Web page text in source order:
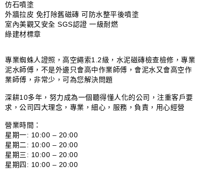
仿石噴塗
外牆拉皮 免打除舊磁磚 可防水整平後噴塗
室內美觀又安全 SGS認證 一級耐燃
綠建材標章
專業蜘蛛人證照，高空繩索1.2級，水泥磁磚檢查檢修，專業
泥水師傅，不是外邊只會高中作業師傅，會泥水又會高空作
業師傅，非常少，可為您解決問題
深耕10多年，努力成為一個聽得懂人化的公司，注重客戶要
求，公司四大理念，專業，細心，服務，負責，用心經營
營業時間：
星期一: 10:00 – 20:00
星期二: 10:00 – 20:00
星期三: 10:00 – 20:00
星期四: 10:00 – 20:00